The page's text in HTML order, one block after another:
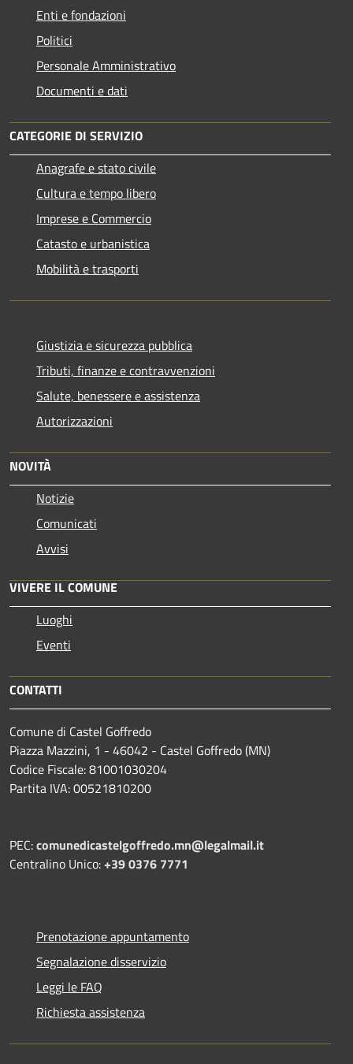
Enti e fondazioni
Politici
Personale Amministrativo
Documenti e dati
CATEGORIE DI SERVIZIO
Anagrafe e stato civile
Cultura e tempo libero
Imprese e Commercio
Catasto e urbanistica
Mobilità e trasporti
Giustizia e sicurezza pubblica
Tributi, finanze e contravvenzioni
Salute, benessere e assistenza
Autorizzazioni
NOVITÀ
Notizie
Comunicati
Avvisi
VIVERE IL COMUNE
Luoghi
Eventi
CONTATTI
Comune di Castel Goffredo
Piazza Mazzini, 1 - 46042 - Castel Goffredo (MN)
Codice Fiscale: 81001030204
Partita IVA: 00521810200
PEC:comunedicastelgoffredo.mn@legalmail.it
Centralino Unico:+39 0376 7771
Prenotazione appuntamento
Segnalazione disservizio
Leggi le FAQ
Richiesta assistenza